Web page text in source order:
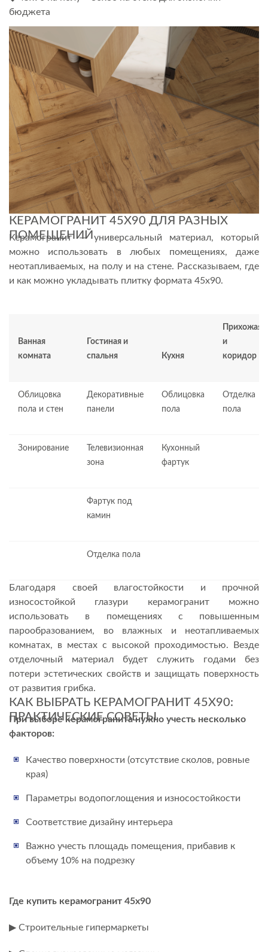
бюджета
КЕРАМОГРАНИТ 45Х90 ДЛЯ РАЗНЫХ
ПОМЕЩЕНИЙ
Керамогранит — универсальный материал, который
можно использовать в любых помещениях, даже
неотапливаемых, на полу и на стене. Рассказываем, где
и как можно укладывать плитку формата 45х90.
Ванная
комната
Гостиная и
спальня
Кухня
Прихожая
и
коридор
Облицовка
пола и стен
Декоративные
панели
Облицовка
пола
Отделка
пола
Зонирование
Телевизионная
зона
Кухонный
фартук
Фартук под
камин
Отделка пола
Благодаря своей влагостойкости и прочной
износостойкой глазури керамогранит можно
использовать в помещениях с повышенным
парообразованием, во влажных и неотапливаемых
комнатах, в местах с высокой проходимостью. Везде
отделочный материал будет служить годами без
потери эстетических свойств и защищать поверхность
от развития грибка.
КАК ВЫБРАТЬ КЕРАМОГРАНИТ 45Х90:
ПРАКТИЧЕСКИЕ СОВЕТЫ
При выборе керамогранита нужно учесть несколько
факторов:
Качество поверхности (отсутствие сколов, ровные
края)
Параметры водопоглощения и износостойкости
Соответствие дизайну интерьера
Важно учесть площадь помещения, прибавив к
объему 10% на подрезку
Где купить керамогранит 45х90
▶ Строительные гипермаркеты